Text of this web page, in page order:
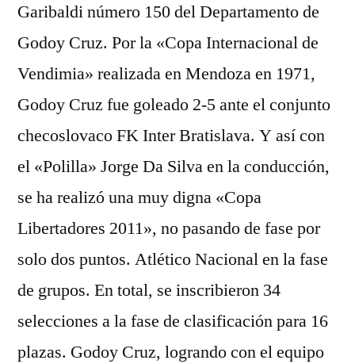
Garibaldi número 150 del Departamento de
Godoy Cruz. Por la «Copa Internacional de
Vendimia» realizada en Mendoza en 1971,
Godoy Cruz fue goleado 2-5 ante el conjunto
checoslovaco FK Inter Bratislava. Y así con
el «Polilla» Jorge Da Silva en la conducción,
se ha realizó una muy digna «Copa
Libertadores 2011», no pasando de fase por
solo dos puntos. Atlético Nacional en la fase
de grupos. En total, se inscribieron 34
selecciones a la fase de clasificación para 16
plazas. Godoy Cruz, logrando con el equipo